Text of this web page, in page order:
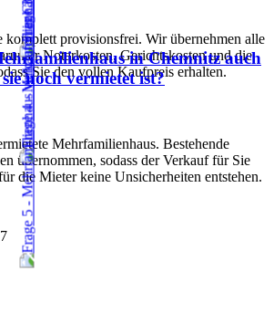
komplett provisionsfrei. Wir übernehmen alle
Notarkosten, Gerichtskosten und die
Sie den vollen Kaufpreis erhalten.
in Chemnitz auch
noch vermietet ist?
Mehrfamilienhaus. Bestehende
übernommen, sodass der Verkauf für Sie
die Mieter keine Unsicherheiten entstehen.